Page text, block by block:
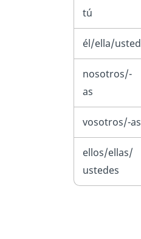
tú
él/ella/usted
nosotros/-
as
vosotros/-as
ellos/ellas/
ustedes